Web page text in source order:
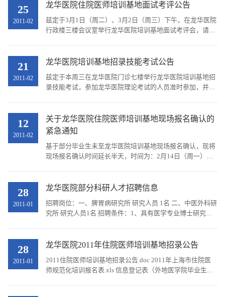
25
2011-02
龙华医院住院医师培训基地面试考评公告
兹定于3月1日（周二）、3月2日（周三）下午，在龙华医院
行政楼三楼会议室举行龙华医院培训基地面试考评会，请您
21
2011-02
龙华医院培训基地招录技能考试公告
兹定于本周三在龙华医院门诊七楼举行龙华医院培训基地招
录技能考试，参加龙华医院理论考试的人员准时参加，并带
12
2011-02
关于龙华医院住院医师培训基地现场报名确认的
紧急通知
基于部分毕业生未至龙华医院培训基地现场报名确认，现将
现场报名确认时间延长半天，时间为：2月14日（周一）上
28
2011-01
龙华医院部分科研人才招聘信息
招聘岗位：一、脾胃病研究所 研究人员 1名 二、中医外科研
究所 研究人员1名 招聘条件：1、具有医学专业博士研究生
28
2011-01
龙华医院2011年住院医师培训基地招录公告
2011住院医师培训基地招录公告.doc 2011年上海市住院医
师规范化培训报名表.xls 信息登记表（外地医学院毕业生